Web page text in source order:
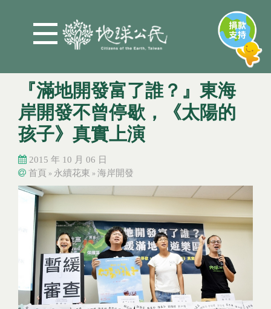
『滿地開發富了誰？』東海
岸開發不曾停歇，《太陽的
孩子》真實上演
2015 年 10 月 06 日
您在這裡
首頁 » 永續花東 » 海岸開發
您在這裡